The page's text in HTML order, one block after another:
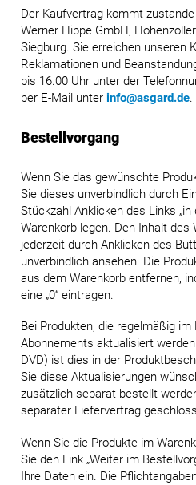
Der Kaufvertrag kommt
Werner Hippe GmbH,
Siegburg. Sie erreichen unseren
Reklamationen und
bis 16.00 Uhr unter der
per E-Mail unterinfo@asgard.de.
Bestellvorgang
Wenn Sie das gewünschte
Sie dieses unverbindlich durch
Stückzahl Anklicken des Links „in
Warenkorb legen. Den Inhalt des
jederzeit durch Anklicken des
unverbindlich ansehen. Die
aus dem Warenkorb entfernen,
eine „0“ eintragen.
Bei Produkten, die regelmäßig im
Abonnements aktualisiert
DVD) ist dies in der
Sie diese Aktualisierungen
zusätzlich separat bestellt
separater Liefervertrag
Wenn Sie die Produkte im
Sie den Link „Weiter im
Ihre Daten ein. Die